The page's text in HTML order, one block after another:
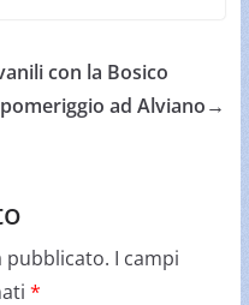
con la Bosico
ad Alviano→
pubblicato. I campi
*